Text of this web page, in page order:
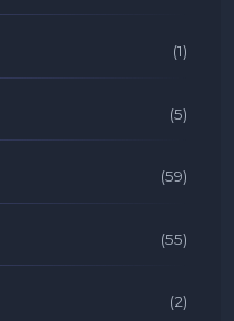
(1)
(5)
(59)
(55)
(2)